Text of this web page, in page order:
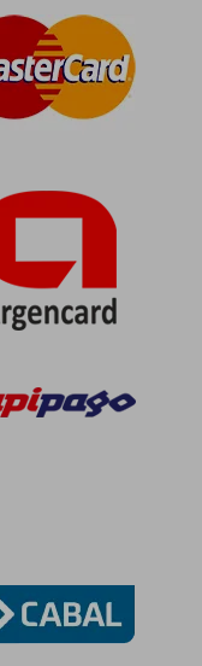
50%
dcto.
50%
dcto.